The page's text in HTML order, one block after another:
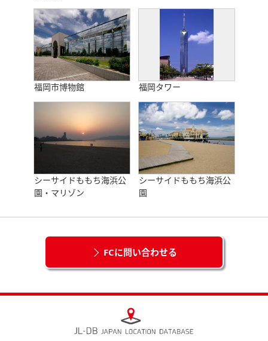
福岡市博物館 福岡タワー
シーサイドももち海浜公
園・マリゾン
シーサイドももち海浜公
園
FCに問い合わせる